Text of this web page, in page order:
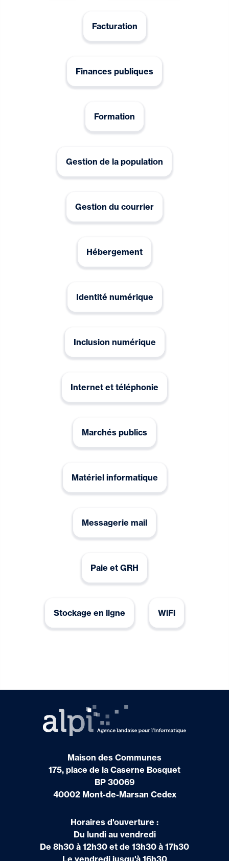
Facturation
Finances publiques
Formation
Gestion de la population
Gestion du courrier
Hébergement
Identité numérique
Inclusion numérique
Internet et téléphonie
Marchés publics
Matériel informatique
Messagerie mail
Paie et GRH
Stockage en ligne WiFi
Maison des Communes
175, place de la Caserne Bosquet
BP 30069
40002 Mont-de-Marsan Cedex
Horaires d'ouverture :
Du lundi au vendredi
De 8h30 à 12h30 et de 13h30 à 17h30
Le vendredi jusqu'à 16h30